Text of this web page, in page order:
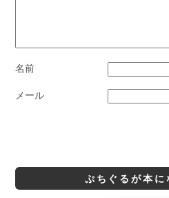
名前
メール
ぷちぐるが本に